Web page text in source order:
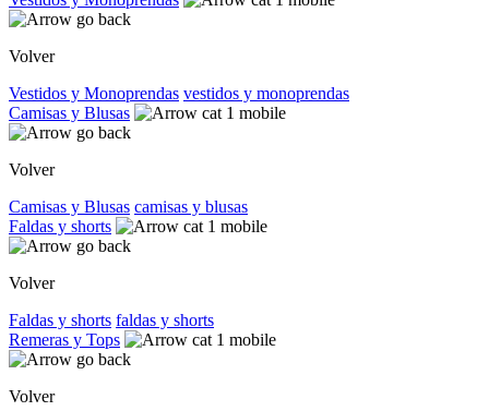
Volver
Vestidos y Monoprendas vestidos y monoprendas
Camisas y Blusas
Volver
Camisas y Blusas camisas y blusas
Faldas y shorts
Volver
Faldas y shorts faldas y shorts
Remeras y Tops
Volver